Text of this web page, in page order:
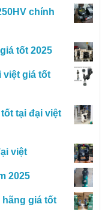
chính
tốt 2025
việt giá tốt
tại đại việt
việt
2025
giá tốt